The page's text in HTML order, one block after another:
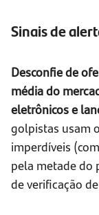
Sinais de
Desconfie de
média do
eletrônicos e
golpistas usam
imperdíveis
pela metade do
de verificação